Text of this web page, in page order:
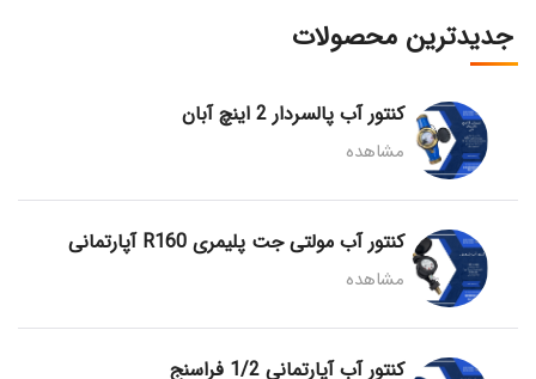
جدیدترین محصولات
کنتور آب پالسردار 2 اینچ آبان
مشاهده
کنتور آب مولتی جت پلیمری R160 آپارتمانی
مشاهده
کنتور آب آپارتمانی 1/2 فراسنج